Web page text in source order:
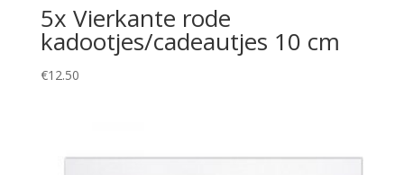
5x Vierkante rode
kadootjes/cadeautjes 10 cm
€12.50